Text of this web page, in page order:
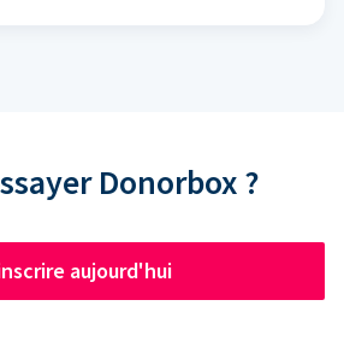
Donorbox ?
aujourd'hui